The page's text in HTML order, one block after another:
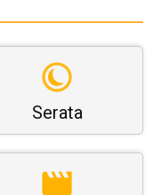
Serata